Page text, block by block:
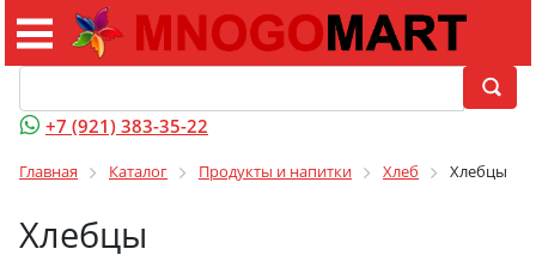
+7 (921) 383-35-22
Главная Каталог Продукты и напитки Хлеб Хлебцы
Хлебцы